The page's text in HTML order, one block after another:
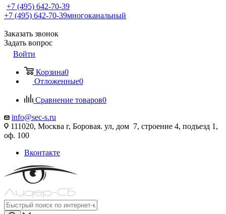
+7 (495) 642-70-39
+7 (495) 642-70-39многоканальный
Заказать звонок
Задать вопрос
Войти
Корзина0
Отложенные0
Сравнение товаров0
info@sec-s.ru
111020, Москва г, Боровая. ул, дом 7, строение 4, подъезд 1,
оф. 100
Вконтакте